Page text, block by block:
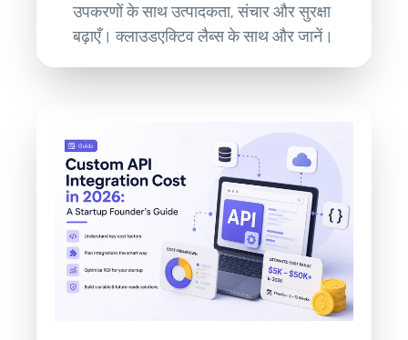
उपकरणों के साथ उत्पादकता, संचार और सुरक्षा
बढ़ाएँ। क्लाउडएक्टिव लैब्स के साथ और जानें।